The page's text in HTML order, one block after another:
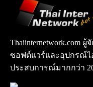
Thaiinternetwork.com
ซอฟต์แวร์และอุปกรณ์ไ
ประสบการณ์มากกว่า